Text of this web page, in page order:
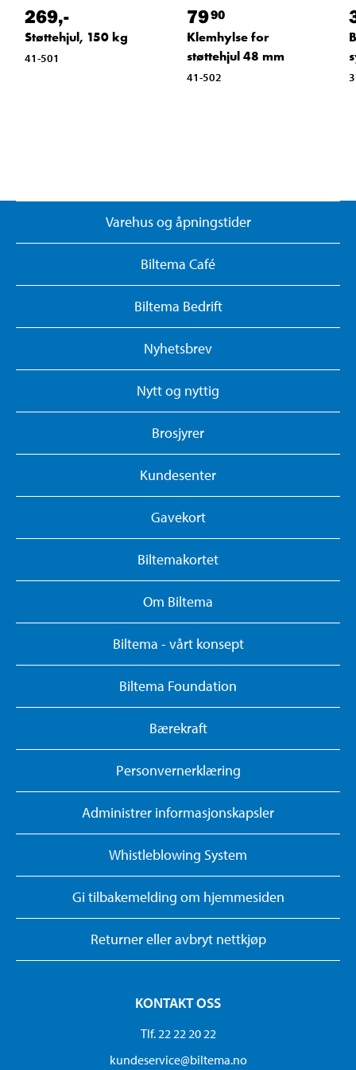
269,-
Støttehjul, 150 kg
41-501
7990
Klemhylse for
støttehjul 48 mm
41-502
Varehus og åpningstider
Biltema Café
Biltema Bedrift
Nyhetsbrev
Nytt og nyttig
Brosjyrer
Kundesenter
Gavekort
Biltemakortet
Om Biltema
Biltema - vårt konsept
Biltema Foundation
Bærekraft
Personvernerklæring
Administrer informasjonskapsler
Whistleblowing System
Gi tilbakemelding om hjemmesiden
Returner eller avbryt nettkjøp
KONTAKT OSS
Tlf. 22 22 20 22
kundeservice@biltema.no